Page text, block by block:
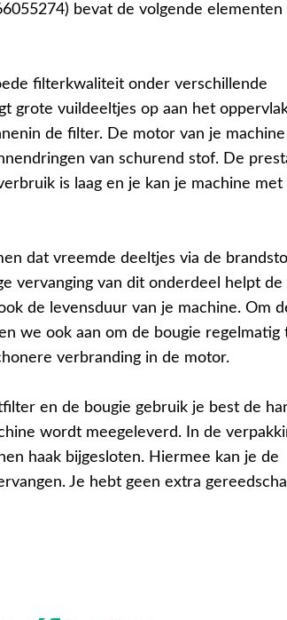
bevat de volgende elementen
filterkwaliteit onder verschillende
grote vuildeeltjes op aan het
de filter. De motor van je machine
van schurend stof. De
is laag en je kan je machine met
dat vreemde deeltjes via de
vervanging van dit onderdeel helpt
de levensduur van je machine. Om
we ook aan om de bougie regelmatig
verbranding in de motor.
en de bougie gebruik je best de
wordt meegeleverd. In de
haak bijgesloten. Hiermee kan je de
Je hebt geen extra